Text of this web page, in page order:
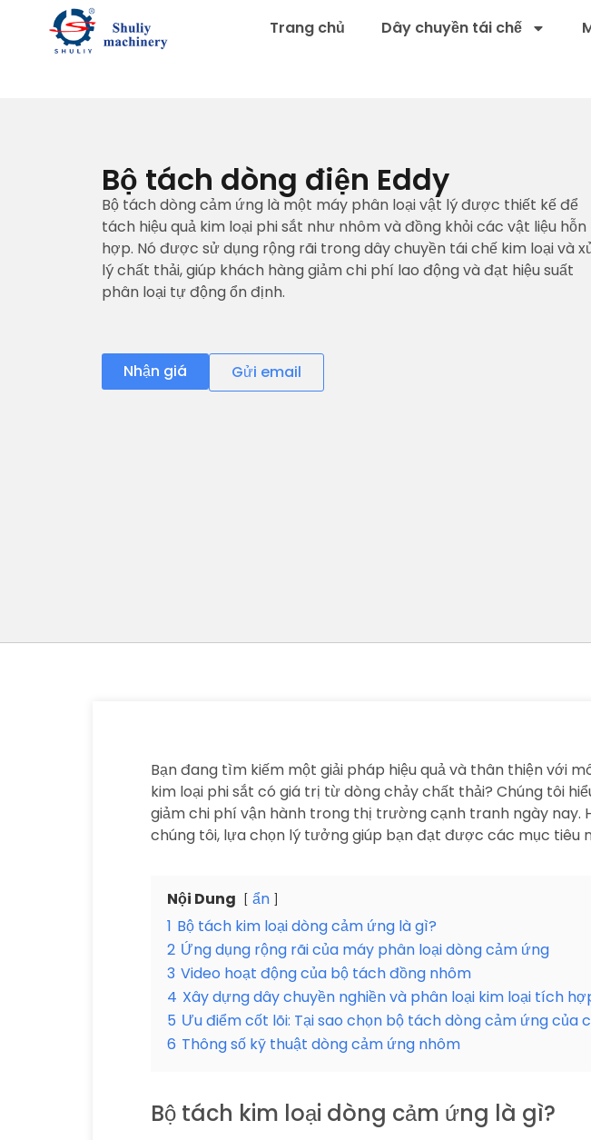
Trang chủ Dây chuyền tái chế
Bộ tách dòng điện Eddy
Bộ tách dòng cảm ứng là một máy phân loại vật lý được thiết kế để
tách hiệu quả kim loại phi sắt như nhôm và đồng khỏi các vật liệu hỗn
hợp. Nó được sử dụng rộng rãi trong dây chuyền tái chế kim loại và
lý chất thải, giúp khách hàng giảm chi phí lao động và đạt hiệu suất
phân loại tự động ổn định.
Nhận giá Gửi email
Bạn đang tìm kiếm một giải pháp hiệu quả và thân thiện với
kim loại phi sắt có giá trị từ dòng chảy chất thải? Chúng tôi
giảm chi phí vận hành trong thị trường cạnh tranh ngày nay.
chúng tôi, lựa chọn lý tưởng giúp bạn đạt được các mục tiêu
Nội Dung
ẩn
1 Bộ tách kim loại dòng cảm ứng là gì?
2 Ứng dụng rộng rãi của máy phân loại dòng cảm ứng
3 Video hoạt động của bộ tách đồng nhôm
4 Xây dựng dây chuyền nghiền và phân loại kim loại tích
5 Ưu điểm cốt lõi: Tại sao chọn bộ tách dòng cảm ứng của
6 Thông số kỹ thuật dòng cảm ứng nhôm
Bộ tách kim loại dòng cảm ứng là gì?